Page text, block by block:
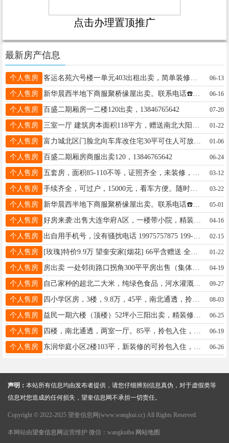
点击办理置顶推广
最新房产信息
个人售房 客运名苑六号楼一单元403出租出卖，简单装修，租金加物业取暖8800，出卖178000元，可议！联系电话18746528080 06-13
个人售房 新华晨西半地下商服聚桥缘屋出卖。联系电话☎️18746527881 06-16
个人售房 百盛二期厢房一二楼120出卖，13846765642 07-20
个人售房 01-22
个人售房 富力城北区门脸北向车库改住宅30平可住人可放车出卖价格优惠13555371567 01-06
个人售房 百盛二期厢房商服出卖120，13846765642 06-24
个人售房 03-12
个人售房 手续齐全，可过户，15000元，看车方便。随时看车，电话17614555712 03-22
个人售房 新华晨西半地下商服聚桥缘屋出卖。联系电话☎️18746527881 05-01
个人售房 04-16
个人售房 出自用手机号，没有骚扰电话 19975757875 199-7575-7875 非常好看，有喜欢的直接打电话 价格不高，688出不讲目前资费29 02-15
个人售房 [玫瑰]特价9.9万 望奎安家[烟花] 66平含赠送 全屋毛坯新装 两室一厅 全新断桥铝窗户 三层玻璃 三小 四中 机关幼儿园 学区 不山不顶电话15184565342 01-22
个人售房 房出卖 一处邻街路口拐角300平平房出售（集体供暖），位置极佳电话13945513544 电话15245514419 04-19
个人售房 自己家种的超北二大米，纯绿色食品，河水灌溉，保证好吃不好吃包退，保证质量，没有一粒陈化粮，就一百多袋，先到先得，送完为止，望奎县内免费送货13766768134 09-27
个人售房 四小学区房，3楼，9.8万，45平，南北通透，拎包入住，一室一厅，看房电话18746526850 08-03
个人售房 益民一期六楼（顶楼）52坪小三阳出卖，精装修有房照（满二无大税）户型方正，全天采光。拎包入住五万八千元，近期成交还有优惠，非诚勿扰。电话：18945366505 06-25
个人售房 06-19
个人售房 06-26
声明： 本站所有信息均由发布者提供，请您仔细辨别信息真伪，对于虚假类等
信息对您造成的任何损失，望奎信息网不承担一切责任。
Copyright © 2022-2025 望奎信息网(www.wangkui.cc) All Rights Reserved.
本网站由望奎信息网 运营维护 微信：wangkuiba 网站地图